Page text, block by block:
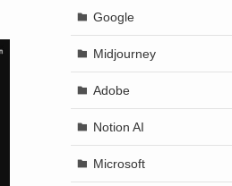
Google
Midjourney
Adobe
Notion AI
Microsoft